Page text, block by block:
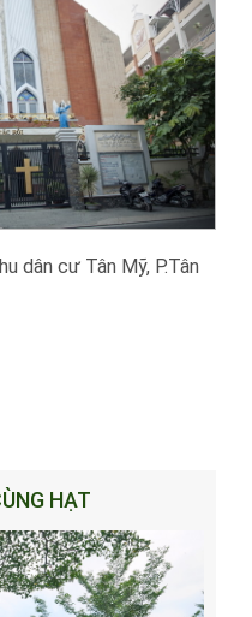
dân cư Tân Mỹ, P.Tân
HẠT